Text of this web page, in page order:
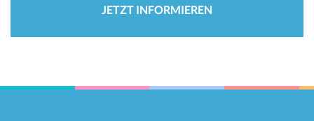
JETZT INFORMIEREN